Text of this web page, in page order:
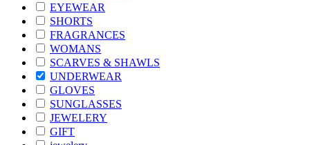
EYEWEAR
SHORTS
FRAGRANCES
WOMANS
SCARVES & SHAWLS
UNDERWEAR
GLOVES
SUNGLASSES
JEWELERY
GIFT